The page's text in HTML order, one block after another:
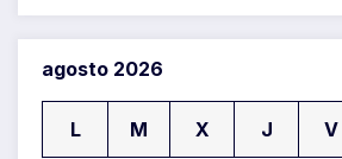
agosto 2026
L M X J V